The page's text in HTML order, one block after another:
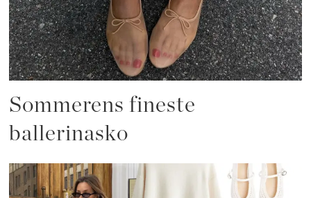
Sommerens fineste
ballerinasko